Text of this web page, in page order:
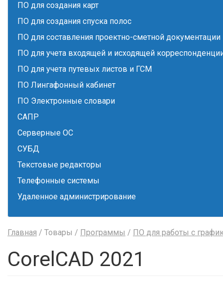
ПО для создания карт
ПО для создания спуска полос
ПО для составления проектно-сметной документации
ПО для учета входящей и исходящей
ПО для учета путевых листов и ГСМ
ПО Лингафонный кабинет
ПО Электронные словари
САПР
Серверные ОС
СУБД
Текстовые редакторы
Телефонные системы
Удаленное администрирование
Главная / Товары / Программы / ПО для работы с
CorelCAD 2021